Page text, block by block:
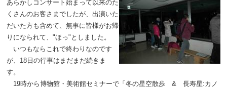
あらかしコンサート始まって以来のた
くさんのお客さまでしたが、出演いた
だいた方も含めて、無事に皆様がお帰
りになられて、"ほっ"としました。
いつもならこれで終わりなのです
が、18日の行事はまだまだ続きま
す。
19時から博物館・美術館セミナーで「冬の星空散歩 & 長寿星:カノ